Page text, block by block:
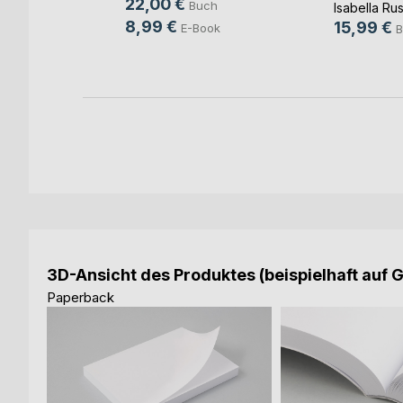
22,00 € Buch
8,99 € E-Book
Isabella
15,99 €
3D-Ansicht des Produktes (beispielhaft auf
Paperback